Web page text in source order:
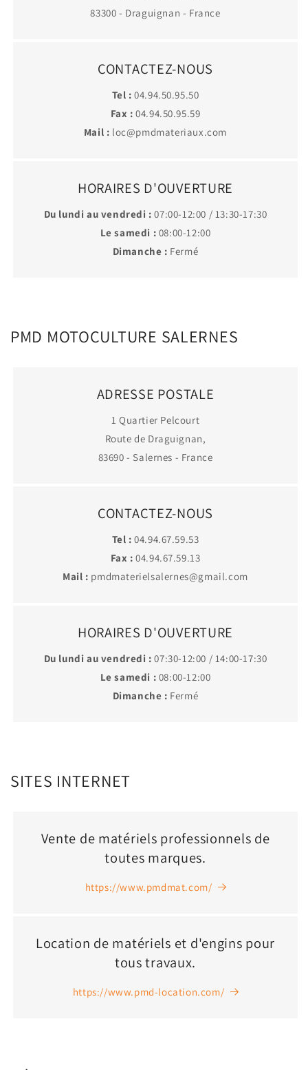
83300 - Draguignan - France
CONTACTEZ-NOUS
Tel : 04.94.50.95.50
Fax : 04.94.50.95.59
Mail : loc@pmdmateriaux.com
HORAIRES D'OUVERTURE
Du lundi au vendredi :07:00-12:00 / 13:30-17:30
Le samedi : 08:00-12:00
Dimanche : Fermé
PMD MOTOCULTURE SALERNES
ADRESSE POSTALE
1 Quartier Pelcourt
Route de Draguignan,
83690 - Salernes - France
CONTACTEZ-NOUS
Tel : 04.94.67.59.53
Fax : 04.94.67.59.13
Mail : pmdmaterielsalernes@gmail.com
HORAIRES D'OUVERTURE
Du lundi au vendredi :07:30-12:00 / 14:00-17:30
Le samedi : 08:00-12:00
Dimanche : Fermé
SITES INTERNET
Vente de matériels professionnels de
toutes marques.
https://www.pmdmat.com/
Location de matériels et d'engins pour
tous travaux.
https://www.pmd-location.com/